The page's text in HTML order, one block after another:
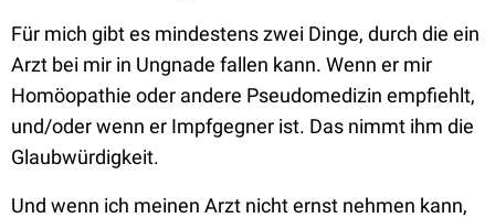
Für mich gibt es mindestens zwei Dinge, durch die ein
Arzt bei mir in Ungnade fallen kann. Wenn er mir
Homöopathie oder andere Pseudomedizin empfiehlt,
und/oder wenn er Impfgegner ist. Das nimmt ihm die
Glaubwürdigkeit.
Und wenn ich meinen Arzt nicht ernst nehmen kann,